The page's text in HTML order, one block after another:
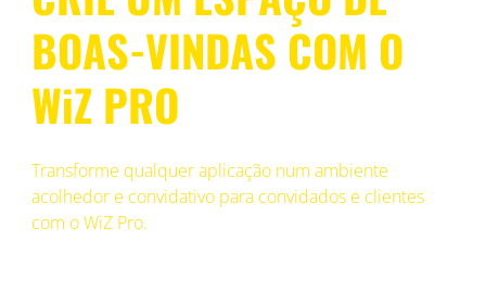
BOAS-VINDAS COM O
WiZ PRO
Transforme qualquer aplicação num ambiente
acolhedor e convidativo para convidados e clientes
com o WiZ Pro.